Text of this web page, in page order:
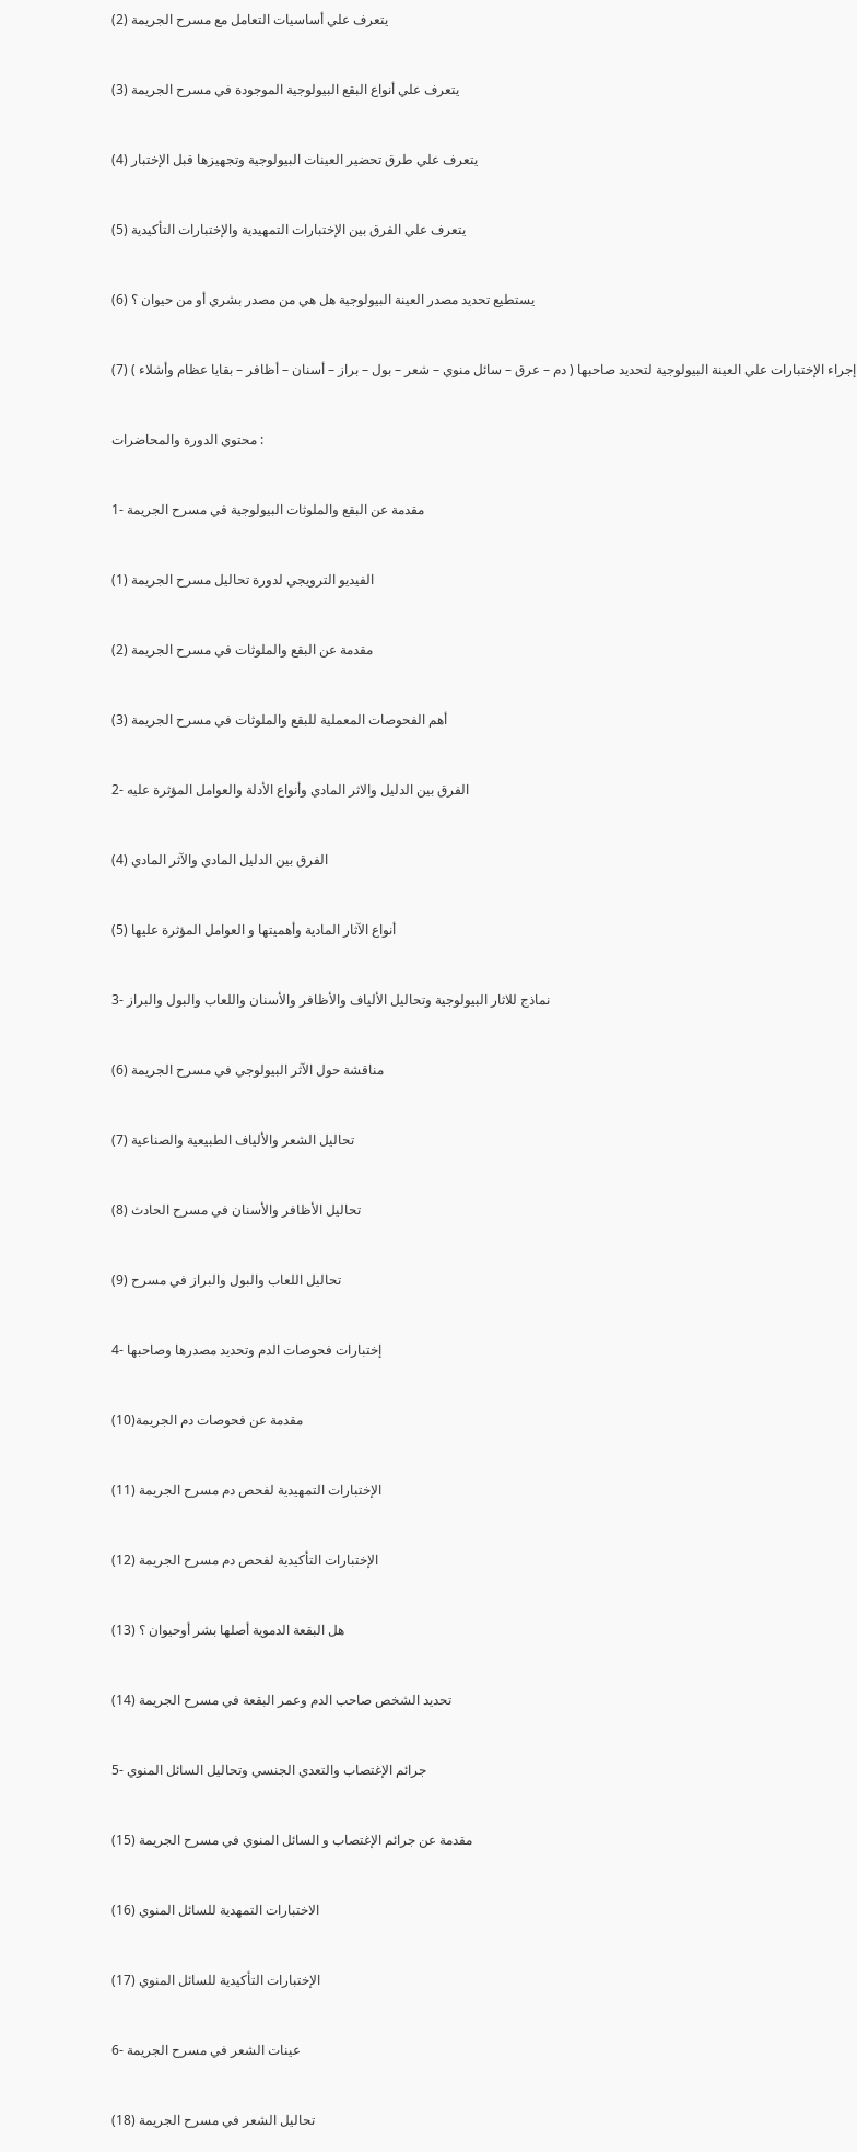
(2) يتعرف علي أساسيات التعامل مع مسرح الجريمة
(3) يتعرف علي أنواع البقع البيولوجية الموجودة في مسرح الجريمة
(4) يتعرف علي طرق تحضير العينات البيولوجية وتجهيزها قبل الإختبار
(5) يتعرف علي الفرق بين الإختبارات التمهيدية والإختبارات التأكيدية
(6) يستطيع تحديد مصدر العينة البيولوجية هل هي من مصدر بشري أو من حيوان ؟
(7) إجراء الإختبارات علي العينة البيولوجية لتحديد صاحبها ( دم – عرق – سائل منوي – شعر – بول – براز – أسنان – أظافر – بقايا عظام وأشلاء )
محتوي الدورة والمحاضرات :
1- مقدمة عن البقع والملوثات البيولوجية في مسرح الجريمة
(1) الفيديو الترويجي لدورة تحاليل مسرح الجريمة
(2) مقدمة عن البقع والملوثات في مسرح الجريمة
(3) أهم الفحوصات المعملية للبقع والملوثات في مسرح الجريمة
2- الفرق بين الدليل والاثر المادي وأنواع الأدلة والعوامل المؤثرة عليه
(4) الفرق بين الدليل المادي والآثر المادي
(5) أنواع الآثار المادية وأهميتها و العوامل المؤثرة عليها
3- نماذج للاثار البيولوجية وتحاليل الألياف والأظافر والأسنان واللعاب والبول والبراز
(6) مناقشة حول الآثر البيولوجي في مسرح الجريمة
(7) تحاليل الشعر والألياف الطبيعية والصناعية
(8) تحاليل الأظافر والأسنان في مسرح الحادث
(9) تحاليل اللعاب والبول والبراز في مسرح
4- إختبارات فحوصات الدم وتحديد مصدرها وصاحبها
(10)مقدمة عن فحوصات دم الجريمة
(11) الإختبارات التمهيدية لفحص دم مسرح الجريمة
(12) الإختبارات التأكيدية لفحص دم مسرح الجريمة
(13) هل البقعة الدموية أصلها بشر أوحيوان ؟
(14) تحديد الشخص صاحب الدم وعمر البقعة في مسرح الجريمة
5- جرائم الإغتصاب والتعدي الجنسي وتحاليل السائل المنوي
(15) مقدمة عن جرائم الإغتصاب و السائل المنوي في مسرح الجريمة
(16) الاختبارات التمهدية للسائل المنوي
(17) الإختبارات التأكيدية للسائل المنوي
6- عينات الشعر في مسرح الجريمة
(18) تحاليل الشعر في مسرح الجريمة